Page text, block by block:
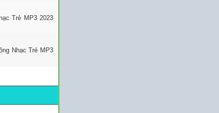
Trẻ MP3 2023
Nhạc Trẻ MP3